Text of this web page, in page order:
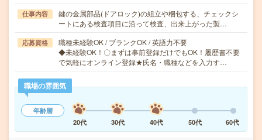
仕事内容
鍵の金属部品(ドアロック)の組立や梱包する、チェックシ
ートにある検査項目に沿って検査、出来上がった製…
応募資格
職種未経験OK / ブランクOK / 英語力不要
◆未経験OK！〇まずは事前登録だけでもOK！履歴書不要
で気軽にオンライン登録★氏名・職種などを入力す…
職場の雰囲気
年齢層
20代
30代 40代 50代 60代